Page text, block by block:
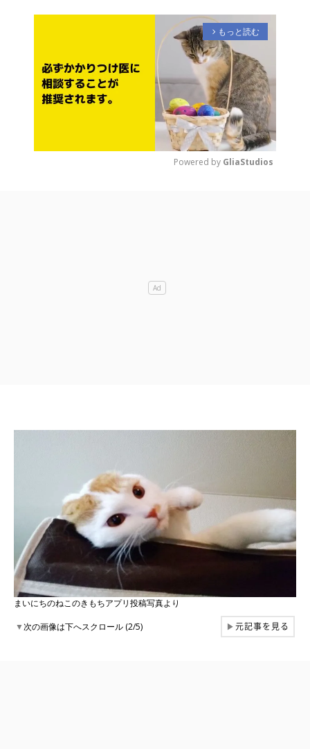
arrow_forward_ios もっと読む
Powered by GliaStudios
まいにちのねこのきもちアプリ投稿写真より
▼次の画像は下へスクロール (2/5) ▶元記事を見る